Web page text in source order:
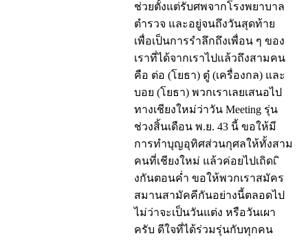
ช่วยตั้งแต่รับศพจากโรงพยาบาล
ตำรวจ และอยู่จนถึงวันสุดท้าย
เพื่อเป็นการรำลึกถึงเพื่อน ๆ ของ
เราที่ได้จากเราไปแล้วถึงสามคน
คือ ต่อ (โยธา) ตู๋ (เครื่องกล) และ
บอย (โยธา) พวกเราเลยเสนอไป
ทางเชียงใหม่ว่าวัน Meeting รุ่น
ช่วงสิ้นเดือน พ.ย. 43 นี้ ขอให้มี
การทำบุญอุทิศส่วนกุศลให้ทั้งสาม
คนที่เชียงใหม่ แล้วค่อยไปเถิดเ ิ
งกันตอนค่ำ ขอให้พวกเราสมัคร
สมานสามัคคีกันอย่างนี้ตลอดไป
ไม่ว่าจะเป็นวันแต่ง หรือวันเผา
ครับ ดีใจที่ได้ร่วมรุ่นกับทุกคน